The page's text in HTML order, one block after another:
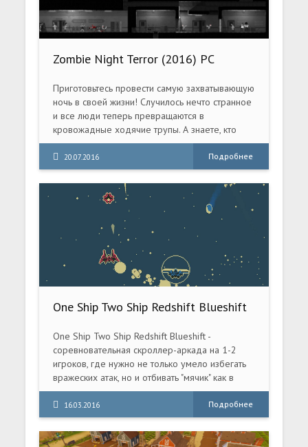
Zombie Night Terror (2016) PC
Приготовьтесь провести самую захватывающую
ночь в своей жизни! Случилось нечто странное
и все люди теперь превращаются в
кровожадные ходячие трупы. А знаете, кто
стоит за этой армией голодной нежити? ВЫ!
Распространяйте эпидемию, стирайте
человечество с лица земли. Единственный
способ выжить в зомби-апокалипсисе -
ВОЗГЛАВИТЬ его! Правда, ваши безмозглые
зомби-воители довольно тупы - даже для тех,
кому в принципе недостает серого вещества.
Если оставить их без присмотра, они будут
постоянно идти вперед и попадут в
смертельные ловушки, расставленные
коварными людьми.
20.07.2016 Подробнее
One Ship Two Ship Redshift Blueshift
One Ship Two Ship Redshift Blueshift -
соревновательная скроллер-аркада на 1-2
игроков, где нужно не только умело избегать
вражеских атак, но и отбивать "мячик" как в
пинболе.
16.03.2016 Подробнее